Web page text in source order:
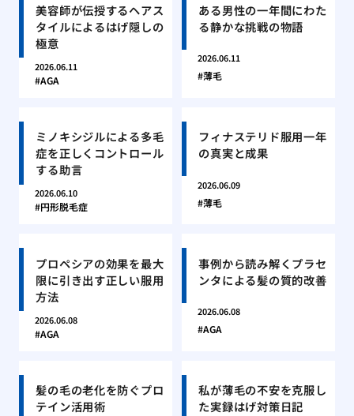
美容師が伝授するヘアス
タイルによるはげ隠しの
極意
2026.06.11
AGA
ある男性の一年間にわた
る静かな挑戦の物語
2026.06.11
薄毛
ミノキシジルによる多毛
症を正しくコントロール
する助言
2026.06.10
円形脱毛症
フィナステリド服用一年
の真実と成果
2026.06.09
薄毛
プロペシアの効果を最大
限に引き出す正しい服用
方法
2026.06.08
AGA
事例から読み解くプラセ
ンタによる髪の質的改善
2026.06.08
AGA
髪の毛の老化を防ぐプロ
テイン活用術
私が薄毛の不安を克服し
た実録はげ対策日記